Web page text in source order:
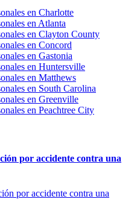
en Charlotte
en Atlanta
en Clayton County
en Concord
en Gastonia
en Huntersville
en Matthews
en South Carolina
en Greenville
en Peachtree City
por accidente contra una